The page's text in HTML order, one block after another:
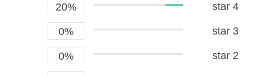
4 star
20%
3 star
0%
2 star
0%